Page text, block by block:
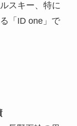
スキー、特に
「ID one」で